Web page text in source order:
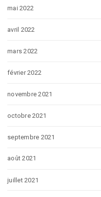
mai 2022
avril 2022
mars 2022
février 2022
novembre 2021
octobre 2021
septembre 2021
août 2021
juillet 2021